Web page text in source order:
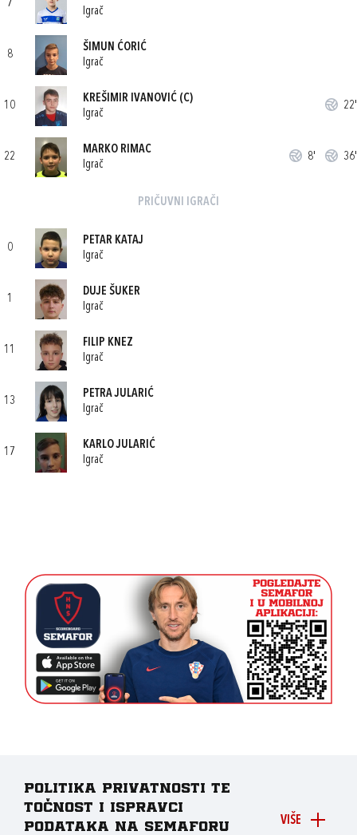
7
Igrač
8
ŠIMUN ĆORIĆ
Igrač
10
KREŠIMIR IVANOVIĆ (C)
Igrač
22'
22
MARKO RIMAC
Igrač
8' 36'
PRIČUVNI IGRAČI
0
PETAR KATAJ
Igrač
1
DUJE ŠUKER
Igrač
11
FILIP KNEZ
Igrač
13
PETRA JULARIĆ
Igrač
17
KARLO JULARIĆ
Igrač
VIŠE
Politika privatnosti te
točnost i ispravci
podataka na Semaforu